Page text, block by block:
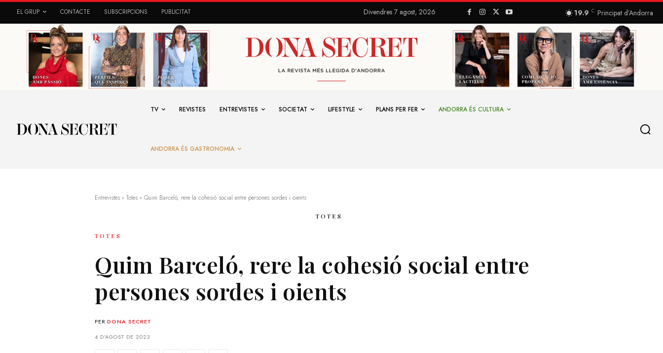
EL GRUP CONTACTE SUBSCRIPCIONS PUBLICITAT Divendres 7 agost, 2026 19.9 C Principat d’Andorra
TV REVISTES ENTREVISTES SOCIETAT LIFESTYLE PLANS PER FER ANDORRA ÉS CULTURA
ANDORRA ÉS GASTRONOMIA
Entrevistes Totes Quim Barceló, rere la cohesió social entre persones sordes i oients
TOTES
TOTES
Quim Barceló, rere la cohesió social entre
persones sordes i oients
PER DONA SECRET
4 D'AGOST DE 2023